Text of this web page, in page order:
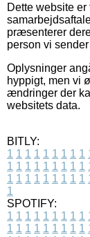
Dette website
præsenterer
person vi
Oplysninger
hyppigt, men vi
ændringer der
websitets data.
BITLY:
1 1 1 1 1 1 1 1 1
1 1 1 1 1 1 1 1 1
1 1 1 1 1 1 1 1 1
1
SPOTIFY:
1 1 1 1 1 1 1 1 1
1 1 1 1 1 1 1 1 1